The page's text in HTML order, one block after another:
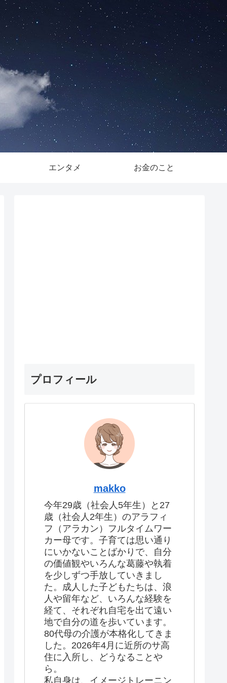
エンタメ お金のこと
プロフィール
makko
今年29歳（社会人5年生）と27
歳（社会人2年生）のアラフィ
フ（アラカン）フルタイムワー
カー母です。子育ては思い通り
にいかないことばかりで、自分
の価値観やいろんな葛藤や執着
を少しずつ手放していきまし
た。成人した子どもたちは、浪
人や留年など、いろんな経験を
経て、それぞれ自宅を出て遠い
地で自分の道を歩いています。
80代母の介護が本格化してきま
した。2026年4月に近所のサ高
住に入所し、どうなることや
ら。
私自身は、イメージトレーニン